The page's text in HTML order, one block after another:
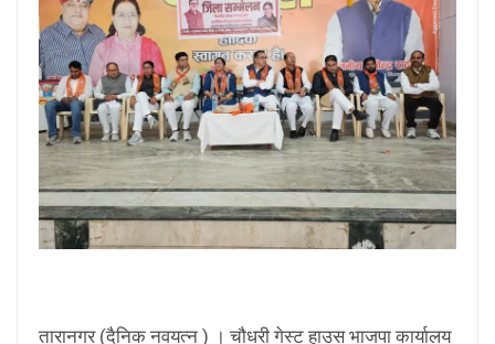
तारानगर (दैनिक नवयत्न ) । चौधरी गेस्ट हाउस भाजपा कार्यालय